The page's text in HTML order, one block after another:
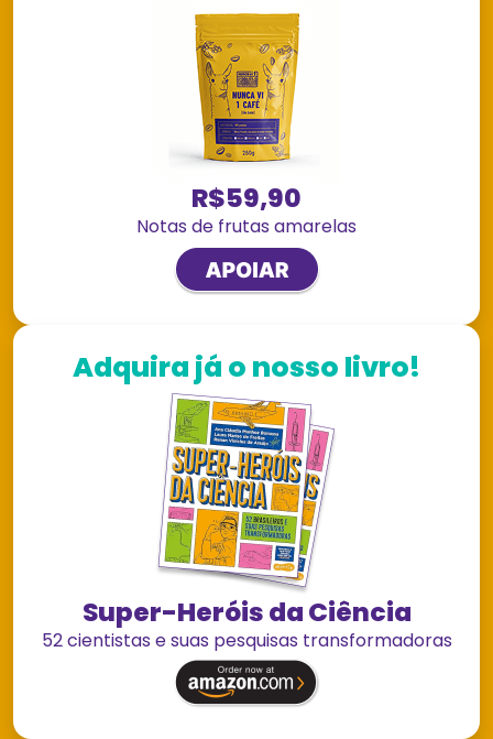
R$59,90
Notas de frutas amarelas
Adquira já o nosso livro!
Super-Heróis da Ciência
52 cientistas e suas pesquisas transformadoras